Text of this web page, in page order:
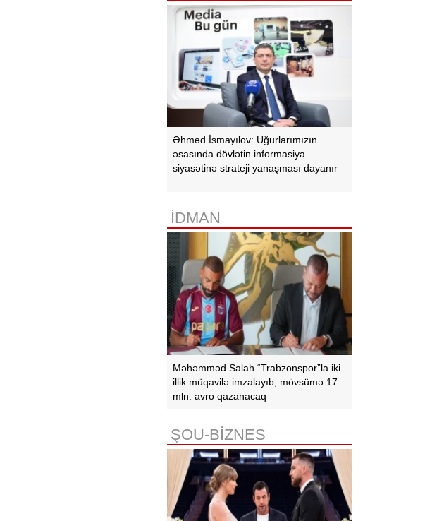
Əhməd İsmayılov: Uğurlarımızın
əsasında dövlətin informasiya
siyasətinə strateji yanaşması dayanır
İDMAN
Məhəmməd Salah “Trabzonspor”la iki
illik müqavilə imzalayıb, mövsümə 17
mln. avro qazanacaq
ŞOU-BİZNES